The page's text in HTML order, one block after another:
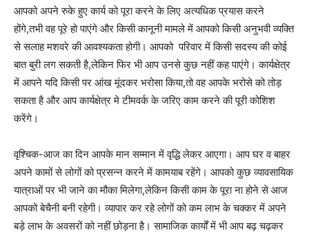
आपको अपने रुके हुए कार्य को पूरा करने के लिए अत्यधिक प्रयास करने
होंगे,तभी वह पूरे हो पाएंगे और किसी कानूनी मामले में आपको किसी अनुभवी व्यक्ति
से सलाह मशवरे की आवश्यकता होगी। आपको परिवार में किसी सदस्य की कोई
बात बुरी लग सकती है,लेकिन फिर भी आप उनसे कुछ नहीं कह पाएंगे। कार्यक्षेत्र
में आपने यदि किसी पर आंख मूंदकर भरोसा किया,तो वह आपके भरोसे को तोड़
सकता है और आप कार्यक्षेत्र मे टीमवर्क के जरिए काम करने की पूरी कोशिश
करेंगे।
वृश्चिक-आज का दिन आपके मान सम्मान में वृद्धि लेकर आएगा। आप घर व बाहर
अपने कामों से लोगों को प्रसन्न करने में कामयाब रहेंगे। आपको कुछ व्यावसायिक
यात्राओं पर भी जाने का मौका मिलेगा,लेकिन किसी काम के पूरा ना होने से आज
आपको बेचैनी बनी रहेगी। व्यापार कर रहे लोगों को कम लाभ के चक्कर में अपने
बड़े लाभ के अवसरों को नहीं छोड़ना है। सामाजिक कार्यों में भी आप बढ़ चढ़कर